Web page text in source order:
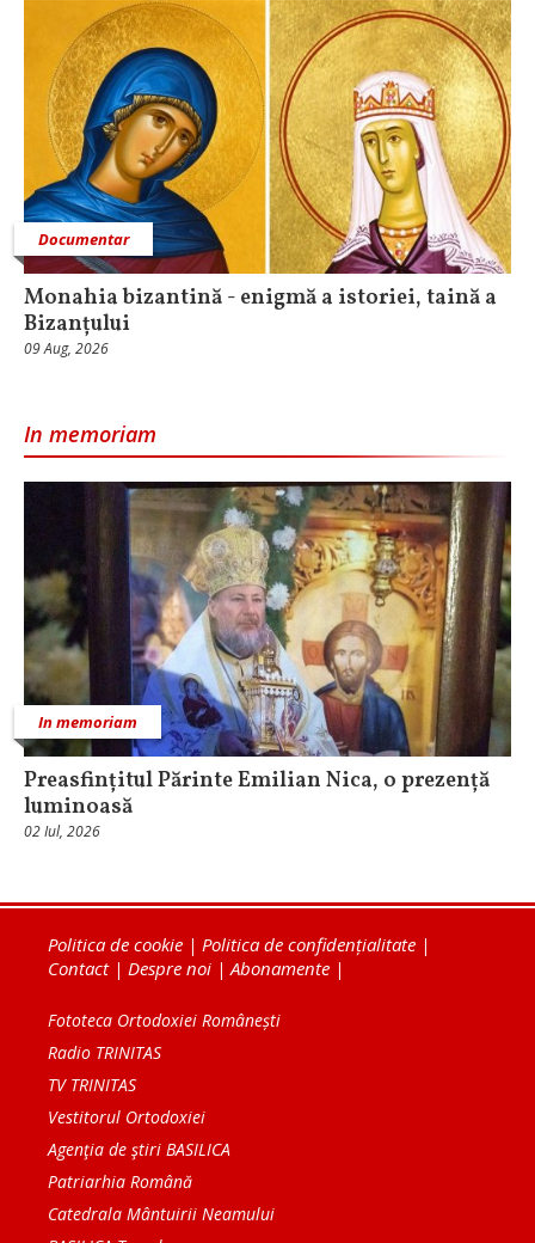
Documentar
Monahia bizantină - enigmă a istoriei, taină a
Bizanțului
09 Aug, 2026
In memoriam
In memoriam
Preasfințitul Părinte Emilian Nica, o prezență
luminoasă
02 Iul, 2026
Politica de cookie | Politica de confidențialitate |
Contact| Despre noi | Abonamente |
Fototeca Ortodoxiei Românești
Radio TRINITAS
TV TRINITAS
Vestitorul Ortodoxiei
Agenţia de ştiri BASILICA
Patriarhia Română
Catedrala Mântuirii Neamului